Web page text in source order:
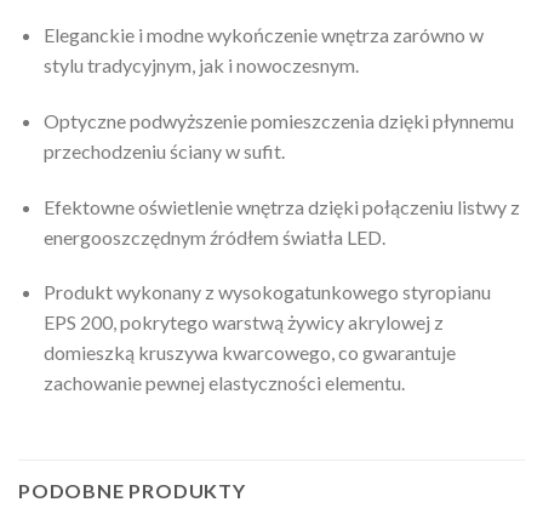
Eleganckie i modne wykończenie wnętrza zarówno w
stylu tradycyjnym, jak i nowoczesnym.
Optyczne podwyższenie pomieszczenia dzięki płynnemu
przechodzeniu ściany w sufit.
Efektowne oświetlenie wnętrza dzięki połączeniu listwy z
energooszczędnym źródłem światła LED.
Produkt wykonany z wysokogatunkowego styropianu
EPS 200, pokrytego warstwą żywicy akrylowej z
domieszką kruszywa kwarcowego, co gwarantuje
zachowanie pewnej elastyczności elementu.
PODOBNE PRODUKTY